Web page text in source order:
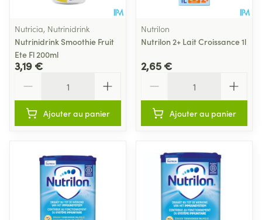
Nutricia, Nutrinidrink
Nutrinidrink Smoothie Fruit
Ete Fl 200ml
3,19 €
Ajouter au panier
Nutrilon
Nutrilon 2+ Lait Croissance 1l
2,65 €
Ajouter au panier